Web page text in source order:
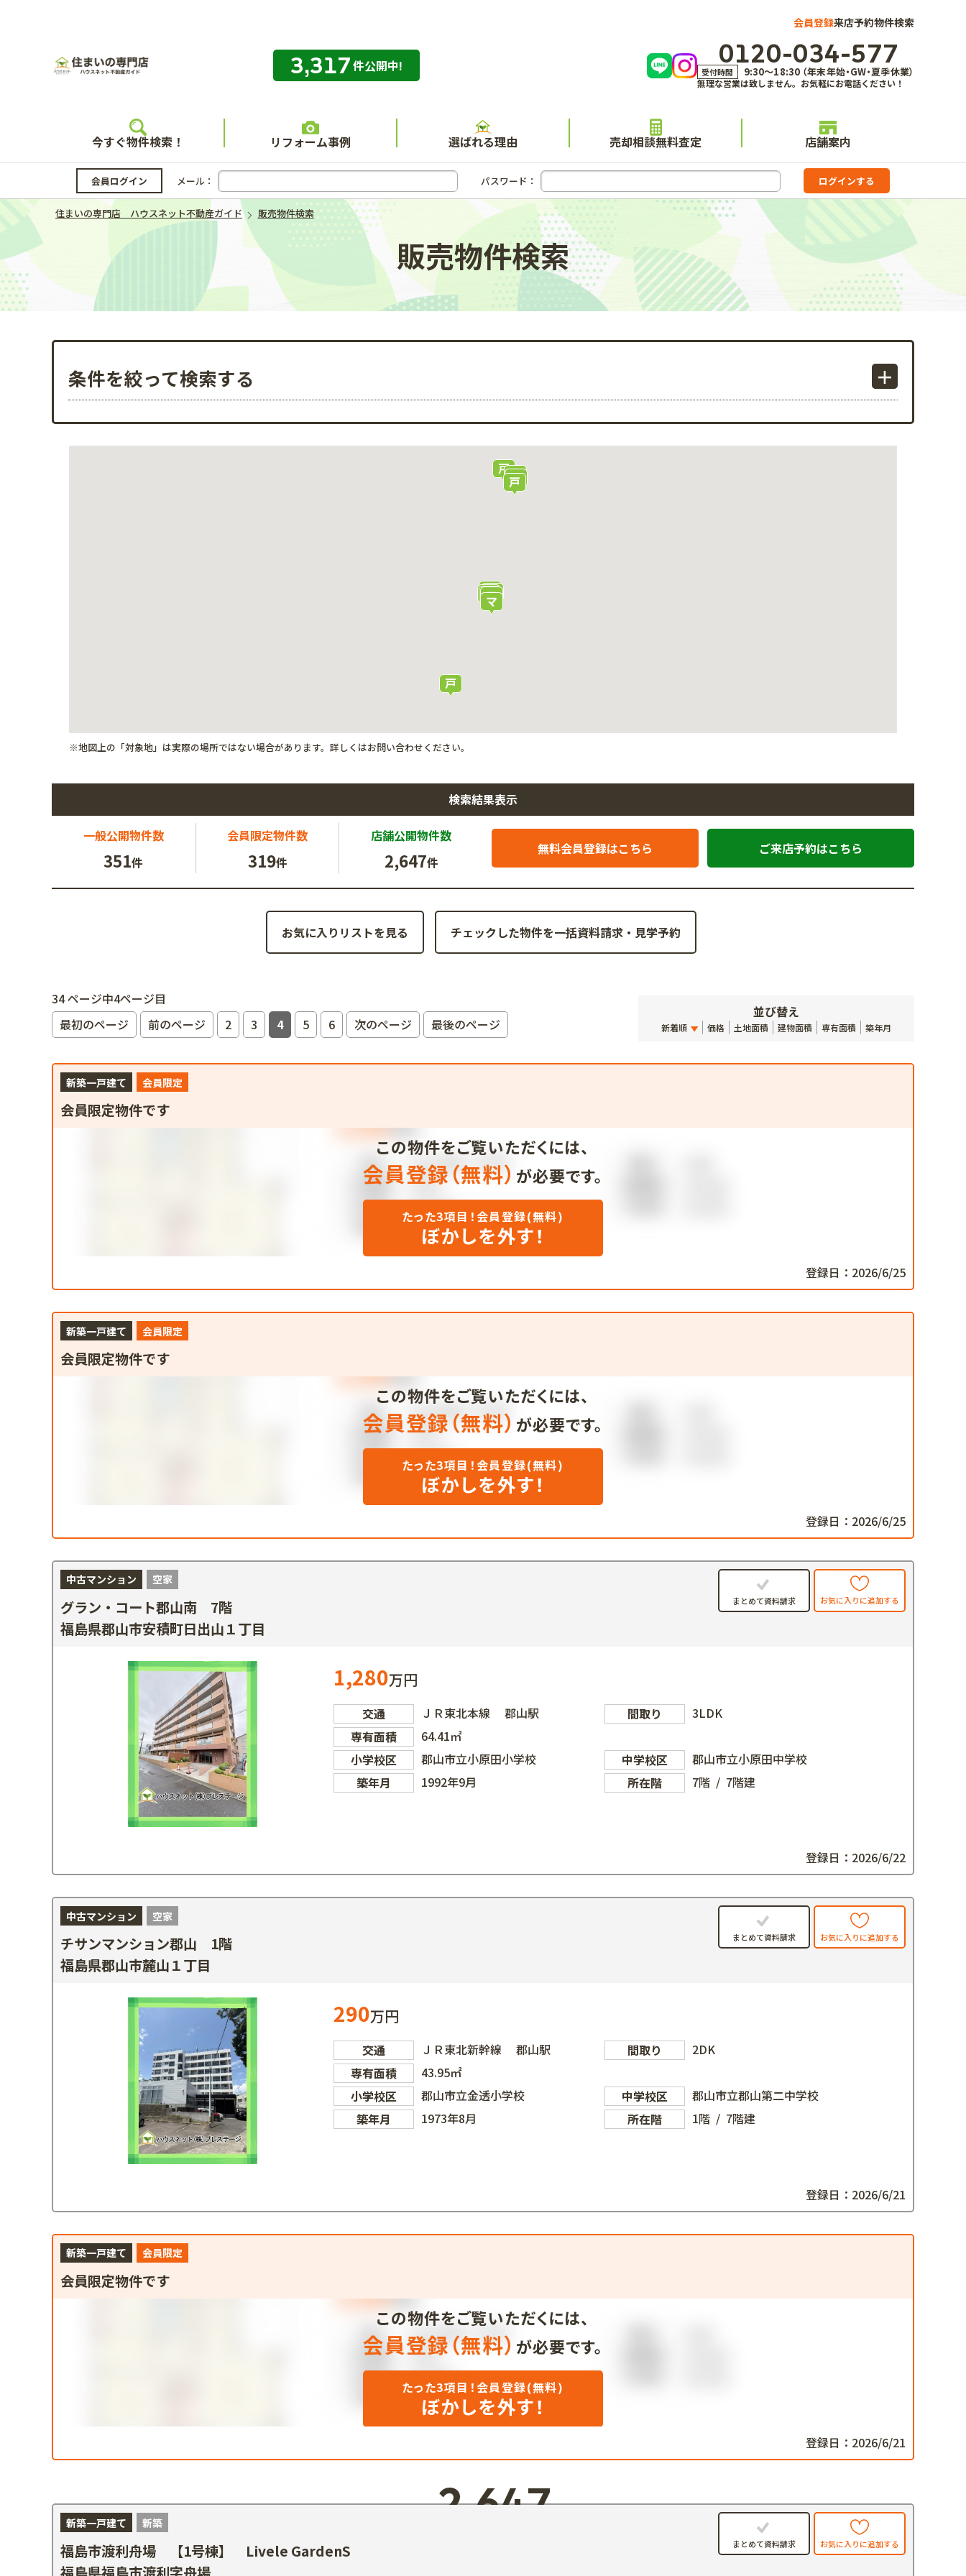
会員登録来店予約物件検索
住まいの専門店 ハウスネット不動産ガイド
3,317件公開中! 0120-034-577
受付時間 9:30～18:30 （年末年始・GW・夏季休業）
無理な営業は致しません。お気軽にお電話ください！
今すぐ物件検索！ リフォーム事例 選ばれる理由 売却相談無料査定 店舗案内
会員ログイン メール： パスワード：
住まいの専門店 ハウスネット不動産ガイド 販売物件検索
販売物件検索
条件を絞って検索する
※地図上の「対象地」は実際の場所ではない場合があります。詳しくはお問い合わせください。
検索結果表示
一般公開物件数
351件
会員限定物件数
319件
店舗公開物件数
2,647件
無料会員登録はこちら ご来店予約はこちら
お気に入りリストを見る
34 ページ中4ページ目
最初のページ
前のページ 2 3 4 5 6 次のページ 最後のページ
並び替え
新着順 価格 土地面積 建物面積 専有面積 築年月
新築一戸建て 会員限定
会員限定物件です
この物件をご覧いただくには、
会員登録（無料） が必要です。
たった3項目！会員登録(無料)
ぼかしを外す！
登録日：2026/6/25
新築一戸建て 会員限定
会員限定物件です
この物件をご覧いただくには、
会員登録（無料） が必要です。
たった3項目！会員登録(無料)
ぼかしを外す！
登録日：2026/6/25
中古マンション 空家
グラン・コート郡山南 7階
福島県郡山市安積町日出山１丁目
まとめて資料請求 お気に入りに追加する
1,280万円
交通 ＪＲ東北本線 郡山駅 間取り
3LDK
専有面積
64.41㎡
小学校区
郡山市立小原田小学校 中学校区
郡山市立小原田中学校
築年月
1992年9月 所在階 7階 / 7階建
登録日：2026/6/22
中古マンション 空家
チサンマンション郡山 1階
福島県郡山市麓山１丁目
まとめて資料請求 お気に入りに追加する
290万円
交通 ＪＲ東北新幹線 郡山駅 間取り
2DK
専有面積
43.95㎡
小学校区
郡山市立金透小学校 中学校区
郡山市立郡山第二中学校
築年月
1973年8月 所在階 1階 / 7階建
登録日：2026/6/21
新築一戸建て 会員限定
会員限定物件です
この物件をご覧いただくには、
会員登録（無料） が必要です。
たった3項目！会員登録(無料)
ぼかしを外す！
登録日：2026/6/21
2,647
新築一戸建て 新築
福島市渡利舟場 【1号棟】 Livele GardenS
まとめて資料請求 お気に入りに追加する